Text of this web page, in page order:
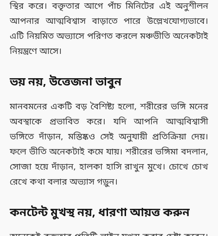
স্থির করে। বক্তৃতার আগে পাঁচ মিনিটের এই অনুশীলন
আপনার আত্মবিশ্বাস বাড়াতে পারে উল্লেখযোগ্যভাবে।
এটি নিয়মিত অভ্যাসে পরিণত করলে মঞ্চভীতি অনেকটাই
নিয়ন্ত্রণে আসে।
ভয় নয়, উত্তেজনা ভাবুন
মানবমনের একটি বড় বৈশিষ্ট্য হলো, শরীরের ভঙ্গি মনের
অবস্থাকে প্রভাবিত করে। যদি আপনি আত্মবিশ্বাসী
ভঙ্গিতে দাঁড়ান, মস্তিষ্কও সেই অনুযায়ী প্রতিক্রিয়া দেয়।
ফলে ভীতি অনেকটাই কমে যায়। শরীরের ভঙ্গিমা বদলান,
সোজা হয়ে দাঁড়ান, হালকা হাসি রাখুন মুখে। চোখে চোখ
রেখে কথা বলার অভ্যাস গড়ুন।
কনটেন্ট মুখস্থ নয়, ধারণা আয়ত্ত করুন